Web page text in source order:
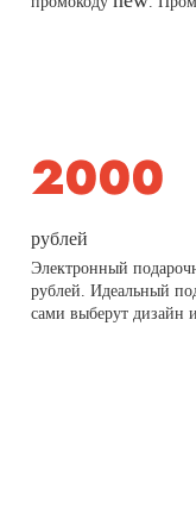
рублей
Электронный
рублей. Идеальный
сами выберут дизайн